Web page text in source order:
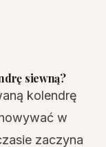
siewną?
kolendrę
w
zaczyna